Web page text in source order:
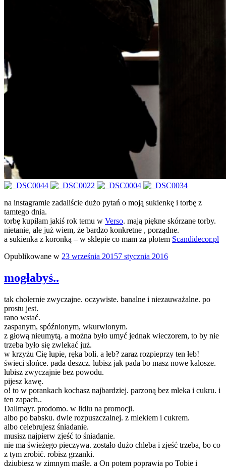
na instagramie zadaliście dużo pytań o moją sukienkę i torbę z
tamtego dnia.
torbę kupiłam jakiś rok temu w Verso. mają piękne skórzane torby.
nietanie, ale już wiem, że bardzo konkretne , porządne.
a sukienka z koronką – w sklepie co mam za płotem Scandidecor.pl
Opublikowane w 23 września 20157 stycznia 2016
mogłabyś..
tak cholernie zwyczajne. oczywiste. banalne i niezauważalne. po
prostu jest.
rano wstać.
zaspanym, spóźnionym, wkurwionym.
z głową nieumytą. a można było umyć jednak wieczorem, to by nie
trzeba było się zwlekać już.
w krzyżu Cię łupie, ręka boli. a łeb? zaraz rozpieprzy ten łeb!
świeci słońce. pada deszcz. lubisz jak pada bo masz nowe kalosze.
lubisz zwyczajnie bez powodu.
pijesz kawę.
o! to w porankach kochasz najbardziej. parzoną bez mleka i cukru. i
ten zapach..
Dallmayr. prodomo. w lidlu na promocji.
albo po babsku. dwie rozpuszczalnej. z mlekiem i cukrem.
albo celebrujesz śniadanie.
musisz najpierw zjeść to śniadanie.
nie ma świeżego pieczywa. zostało dużo chleba i zjeść trzeba, bo co
z tym zrobić. robisz grzanki.
dziubiesz w zimnym maśle. a On potem poprawia po Tobie i